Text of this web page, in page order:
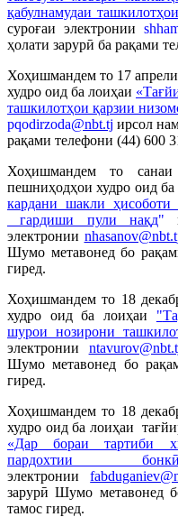
қабулнамудаи
суроғаи электронии
ҳолати зарурӣ ба рақами
Хоҳишмандем то 17
худро оид ба лоиҳаи
ташкилотҳои қарзии
pqodirzoda@nbt.tj ирсол
рақами телефони (44) 600
Хоҳишмандем то
пешниҳодҳои худро оид ба
кардани шакли
гардиши пули нақд"
электронии nhasanov@nbt.t
Шумо метавонед бо
гиред.
Хоҳишмандем то 18
худро оид ба лоиҳаи "
шурои нозирони
электронии
Шумо метавонед бо
гиред.
Хоҳишмандем то 18
худро оид ба лоиҳаи
«Дар бораи тартиби
пардохтии
электронии
зарурӣ Шумо метавонед
тамос гиред.